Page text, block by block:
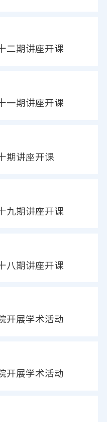
二期讲座开课
一期讲座开课
期讲座开课
九期讲座开课
八期讲座开课
开展学术活动
开展学术活动